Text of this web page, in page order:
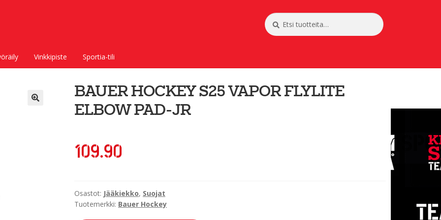
Etsi:
Haku
Vinkkipiste Sportia-tili
BAUER HOCKEY S25 VAPOR FLYLITE
ELBOW PAD-JR
109.90
Osastot: Jääkiekko, Suojat
Tuotemerkki: Bauer Hockey